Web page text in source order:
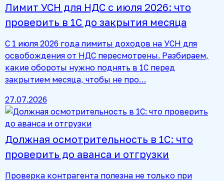
Лимит УСН для НДС с июля 2026: что
проверить в 1С до закрытия месяца
С 1 июля 2026 года лимиты доходов на УСН для
освобождения от НДС пересмотрены. Разбираем,
какие обороты нужно поднять в 1С перед
закрытием месяца, чтобы не про…
27.07.2026
Должная осмотрительность в 1С: что
проверить до аванса и отгрузки
Проверка контрагента полезна не только при